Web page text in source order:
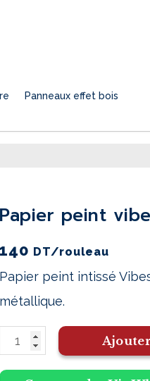
Panneaux effet bois
papier peint
140 DT/rouleau
Papier peint intissé
métallique.
de
papier
peint
&
Styles
79199-